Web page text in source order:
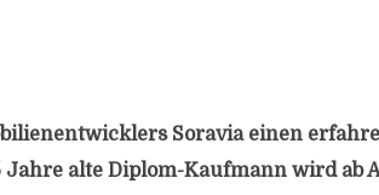
Soravia einen
alte Diplom-Kaufmann wird ab